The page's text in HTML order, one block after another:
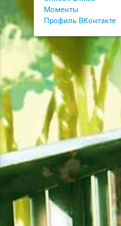
Моменты
Профиль ВКонтакте